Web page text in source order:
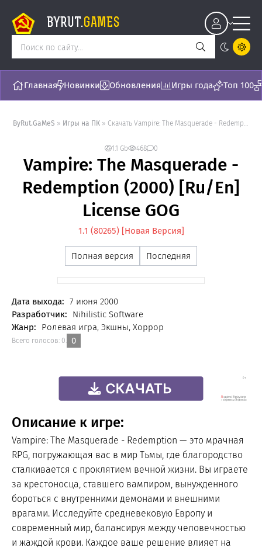
BYRUT.GAMES
Главная Новинки Обновления Игры года Топ 100
ByRut.GaMeS » Игры на ПК » Скачать Vampire: The Masquerade - Redemption (2000) [Ru/En] License GOG - торрент последняя версия [1.1 (80265)]
1.1 Gb 468 0
Vampire: The Masquerade -
Redemption (2000) [Ru/En]
License GOG
1.1 (80265) [Новая Версия]
Полная версия Последняя
Дата выхода: 7 июня 2000
Разработчик:
Nihilistic Software
Жанр:
Ролевая игра, Экшны, Хоррор
Всего голосов: 0. 0
Описание к игре:
Vampire: The Masquerade - Redemption — это мрачная
RPG, погружающая вас в мир Тьмы, где благородство
сталкивается с проклятием вечной жизни. Вы играете
за крестоносца, ставшего вампиром, вынужденного
бороться с внутренними демонами и внешними
врагами. Исследуйте средневековую Европу и
современный мир, балансируя между человечностью
и жаждой крови. Каждое ваше решение влияет на